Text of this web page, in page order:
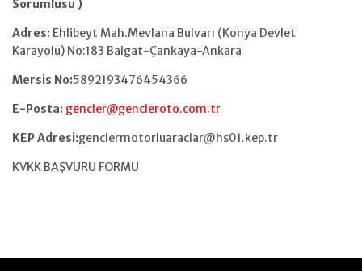
Sorumlusu )
Adres: Ehlibeyt Mah.Mevlana Bulvarı (Konya Devlet
Karayolu) No:183 Balgat-Çankaya-Ankara
Mersis No:5892193476454366
E-Posta: gencler@gencleroto.com.tr
KEP Adresi:genclermotorluaraclar@hs01.kep.tr
KVKK BAŞVURU FORMU